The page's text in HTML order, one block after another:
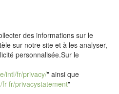
des informations sur le
sur notre site et à les analyser,
personnalisée.Sur le
intl/fr/privacy/" ainsi que
fr/privacystatement"